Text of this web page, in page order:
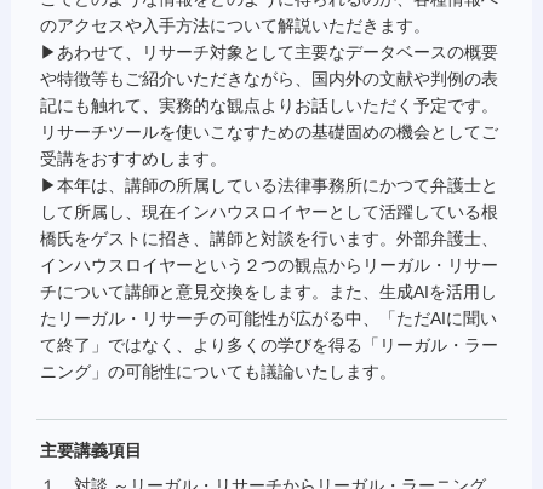
のアクセスや入手方法について解説いただきます。
▶あわせて、リサーチ対象として主要なデータベースの概要
や特徴等もご紹介いただきながら、国内外の文献や判例の表
記にも触れて、実務的な観点よりお話しいただく予定です。
リサーチツールを使いこなすための基礎固めの機会としてご
受講をおすすめします。
▶本年は、講師の所属している法律事務所にかつて弁護士と
して所属し、現在インハウスロイヤーとして活躍している根
橋氏をゲストに招き、講師と対談を行います。外部弁護士、
インハウスロイヤーという２つの観点からリーガル・リサー
チについて講師と意見交換をします。また、生成AIを活用し
たリーガル・リサーチの可能性が広がる中、「ただAIに聞い
て終了」ではなく、より多くの学びを得る「リーガル・ラー
ニング」の可能性についても議論いたします。
主要講義項目
１ 対談 ～リーガル・リサーチからリーガル・ラーニング